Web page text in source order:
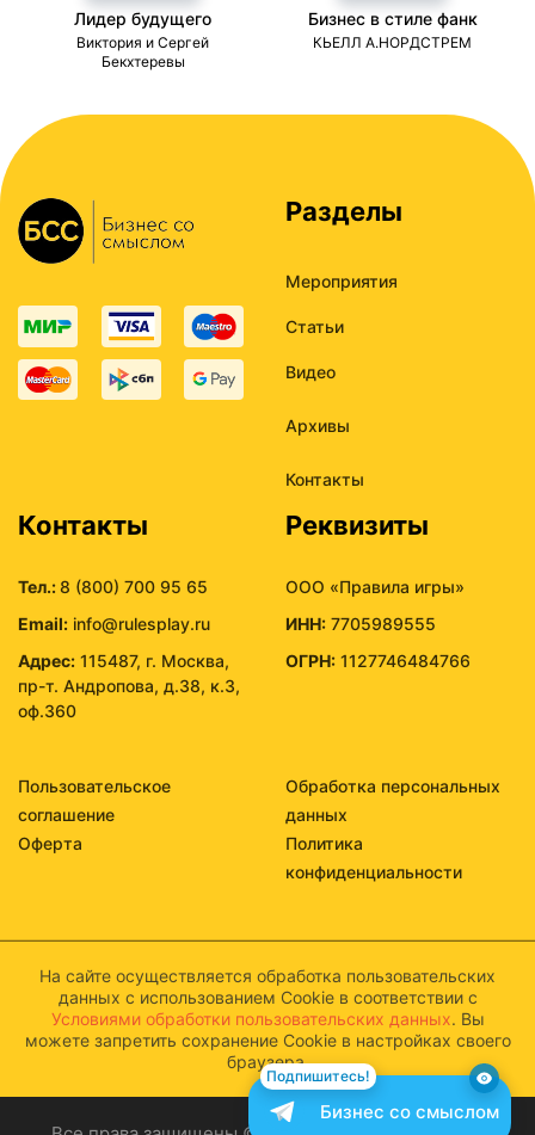
Лидер будущего
Виктория и Сергей
Бекхтеревы
Бизнес в стиле фанк
КЬЕЛЛ А.НОРДСТРЕМ
Разделы
Мероприятия
Статьи
Видео
Архивы
Контакты
Контакты
Тел.:8 (800) 700 95 65
Email: info@rulesplay.ru
Адрес: 115487, г. Москва,
пр-т. Андропова, д.38, к.3,
оф.360
Реквизиты
ООО «Правила игры»
ИНН: 7705989555
ОГРН: 1127746484766
Пользовательское
соглашение
Обработка персональных
данных
Оферта
Политика
конфиденциальности
На сайте осуществляется обработка пользовательских
данных с использованием Cookie в соответствии с
Условиями обработки пользовательских данных. Вы
можете запретить сохранение Cookie в настройках своего
браузера.
Бизнес со смыслом
Подпишитесь!